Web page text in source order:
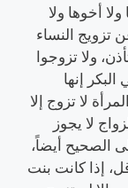
ولا أخوها ولا
تزويج النساء
ولا تزوجوا
إنها
لا تزوج إلا
لا يجوز
الصحيح أيضاً،
إذا كانت بنت